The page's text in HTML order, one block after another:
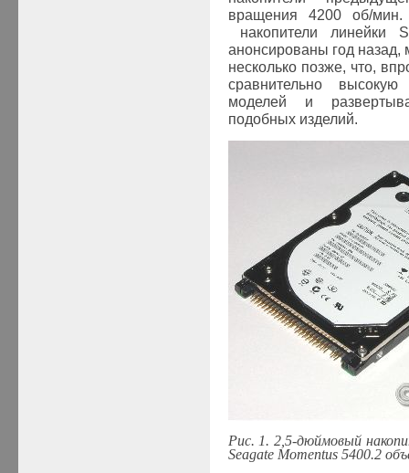
вращения 4200 об/
накопители линейки
анонсированы год
несколько позже, что,
сравнительно
моделей и
подобных изделий.
Рис. 1. 2,5-дюймовый
Seagate Momentus 5400.2